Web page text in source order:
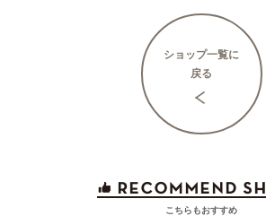
ショップ一覧に
戻る
こちらもおすすめ